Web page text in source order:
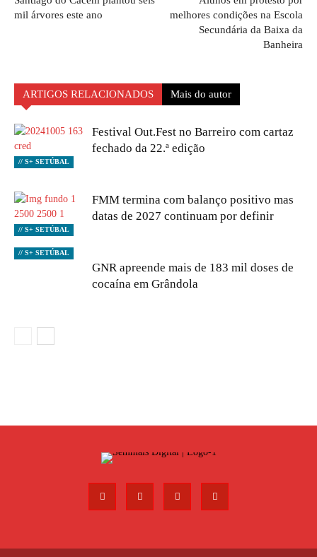
mil árvores este ano
melhores condições na Escola
Secundária da Baixa da
Banheira
ARTIGOS RELACIONADOS Mais do autor
// S+ SETÚBAL
Festival Out.Fest no Barreiro com cartaz
fechado da 22.ª edição
// S+ SETÚBAL
FMM termina com balanço positivo mas
datas de 2027 continuam por definir
// S+ SETÚBAL
GNR apreende mais de 183 mil doses de
cocaína em Grândola